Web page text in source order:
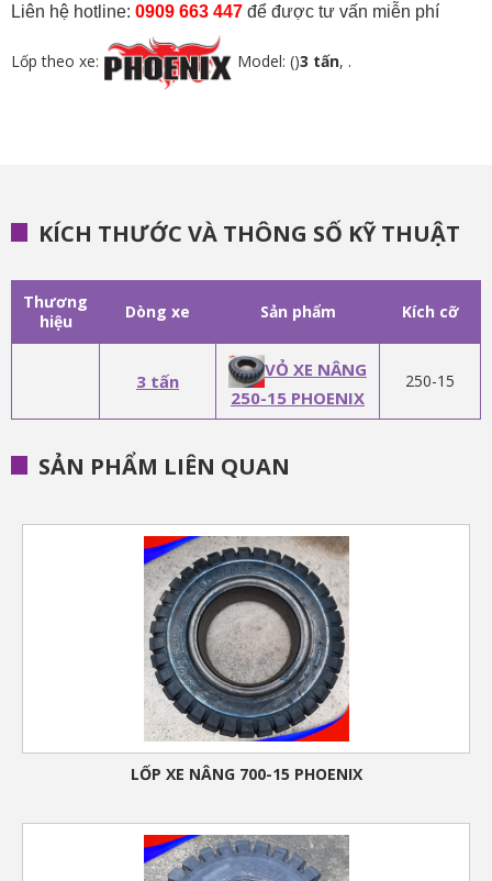
Liên hệ hotline: 0909 663 447 để được tư vấn miễn phí
Lốp theo xe: Model: ()3 tấn, .
KÍCH THƯỚC VÀ THÔNG SỐ KỸ THUẬT
Thương
hiệu
Dòng xe Sản phẩm Kích cỡ
3 tấn
VỎ XE NÂNG
250-15 PHOENIX
250-15
SẢN PHẨM LIÊN QUAN
LỐP XE NÂNG 700-15 PHOENIX